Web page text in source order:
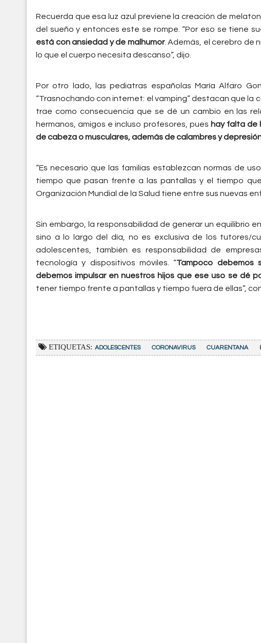
Recuerda que esa luz azul previene la creación de
del sueño y entonces este se rompe. “Por eso se tiene
está con ansiedad y de malhumor. Además, el cerebro de
lo que el cuerpo necesita descanso”, dijo.
Por otro lado, las pediatras españolas María Alfaro
“Trasnochando con internet: el vamping” destacan que la
trae como consecuencia que se dé un cambio en las
hermanos, amigos e incluso profesores, pues hay falta de
de cabeza o musculares, además de calambres y
“Es necesario que las familias establezcan normas de
tiempo que pasan frente a las pantallas y el tiempo
Organización Mundial de la Salud tiene entre sus nuevas
Sin embargo, la responsabilidad de generar un equilibrio
sino a lo largo del día, no es exclusiva de los tutores/
adolescentes, también es responsabilidad de
tecnología y dispositivos móviles. “Tampoco debemos
debemos impulsar en nuestros hijos que ese uso se dé
tener tiempo frente a pantallas y tiempo fuera de ellas”,
ETIQUETAS: ADOLESCENTES CORONAVIRUS CUARENTANA